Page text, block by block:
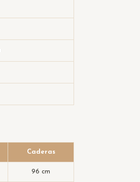
Caderas
96 cm